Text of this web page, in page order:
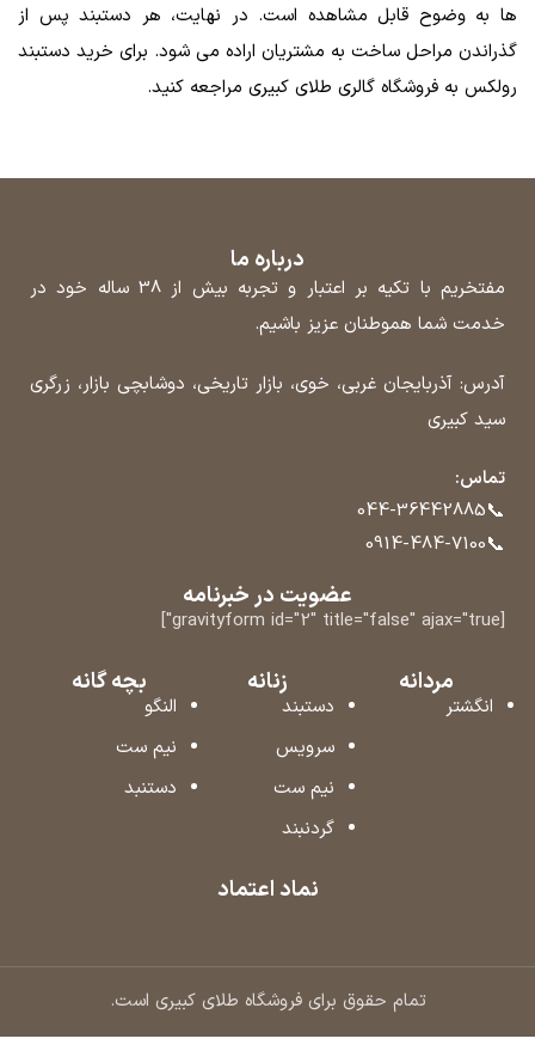
ها به وضوح قابل مشاهده است. در نهایت، هر دستبند پس از
گذراندن مراحل ساخت به مشتریان اراده می شود. برای خرید دستبند
رولکس به فروشگاه گالری طلای کبیری مراجعه کنید.
درباره ما
مفتخریم با تکیه بر اعتبار و تجربه بیش از 38 ساله خود در
خدمت شما هموطنان عزیز باشیم.
آدرس: آذربایجان غربی، خوی، بازار تاریخی، دوشابچی بازار، زرگری
سید کبیری
تماس:
📞
044-36442885
📞
0914-484-7100
عضویت در خبرنامه
[gravityform id="2" title="false" ajax="true"]
مردانه
انگشتر
زنانه
دستبند
سرویس
نیم ست
گردنبند
بچه گانه
النگو
نیم ست
دستنبد
نماد اعتماد
تمام حقوق برای فروشگاه طلای کبیری است.